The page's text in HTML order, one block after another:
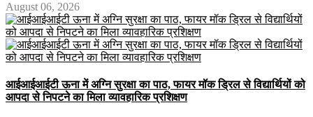
August 06, 2026
आईआईआईटी ऊना में अग्नि सुरक्षा का पाठ, फायर मॉक ड्रिल से विद्यार्थियों को
आपदा से निपटने का मिला व्यावहारिक प्रशिक्षण